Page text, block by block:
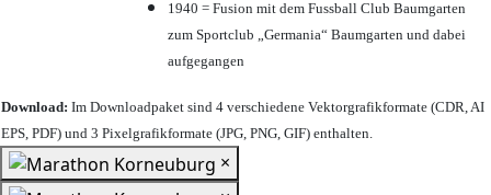
1940 = Fusion mit dem Fussball Club Baumgarten
zum Sportclub „Germania“ Baumgarten und dabei
aufgegangen
Download: Im Downloadpaket sind 4 verschiedene Vektorgrafikformate (CDR, AI
EPS, PDF) und 3 Pixelgrafikformate (JPG, PNG, GIF) enthalten.
×